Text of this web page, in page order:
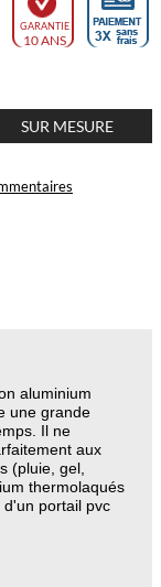
GARANTIE
10 ANS
SUR MESURE
aluminium
une grande
Il ne
aux
(pluie, gel,
thermolaqués
portail pvc